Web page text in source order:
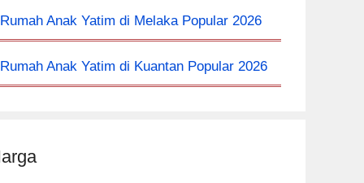
Anak Yatim di Melaka Popular 2026
Anak Yatim di Kuantan Popular 2026